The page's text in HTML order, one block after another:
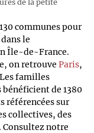
de la petite
communes pour
le
Île-de-France.
on retrouve Paris,
familles
de 1380
référencées sur
collectives, des
notre